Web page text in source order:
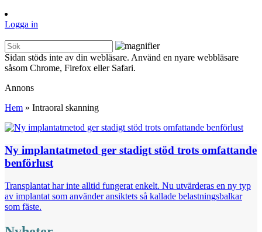
Logga in
Sidan stöds inte av din webläsare. Använd en nyare webbläsare
såsom Chrome, Firefox eller Safari.
Annons
Hem » Intraoral skanning
Ny implantatmetod ger stadigt stöd trots omfattande
benförlust
Transplantat har inte alltid fungerat enkelt. Nu utvärderas en ny typ
av implantat som använder ansiktets så kallade belastningsbalkar
som fäste.